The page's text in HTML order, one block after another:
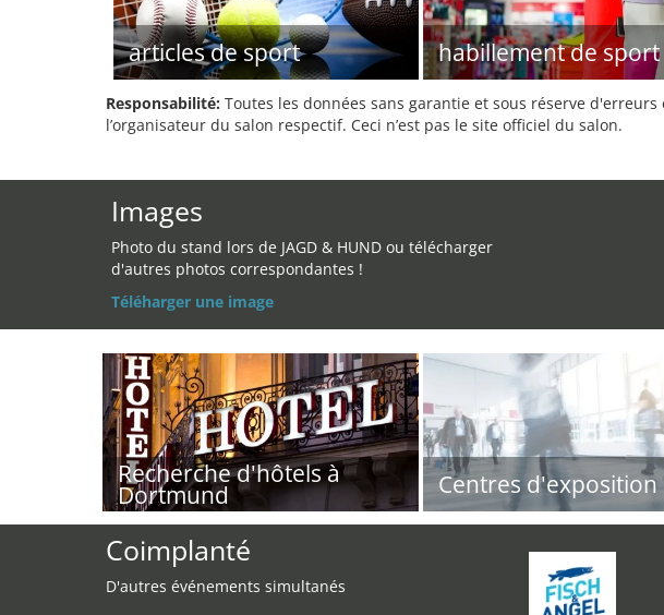
articles de sport habillement de sport
Responsabilité: Toutes les données sans garantie et sous réserve
l’organisateur du salon respectif. Ceci n’est pas le site officiel du salon.
Images
Photo du stand lors de JAGD & HUND ou télécharger
d'autres photos correspondantes !
Téléharger une image
Recherche d'hôtels à
Dortmund Centres d'exposition
Coimplanté
D'autres événements simultanés